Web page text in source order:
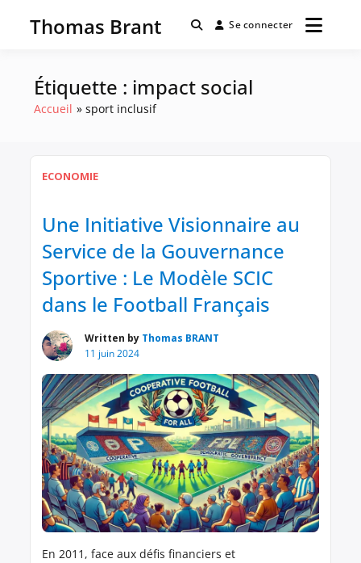
Thomas Brant Se connecter
Étiquette : impact social
Accueil sport inclusif
ECONOMIE
Une Initiative Visionnaire au
Service de la Gouvernance
Sportive : Le Modèle SCIC
dans le Football Français
Written by Thomas BRANT
11 juin 2024
En 2011, face aux défis financiers et